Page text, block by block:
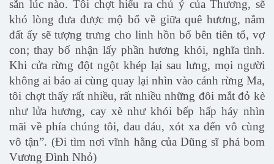
sẵn lúc nào. Tôi chợt hiểu ra chủ ý của Thương, sẽ
khó lòng đưa được mộ bố về giữa quê hương, nắm
đất ấy sẽ tượng trưng cho linh hồn bố bên tiên tổ, vợ
con; thay bố nhận lấy phần hương khói, nghĩa tình.
Khi cửa rừng đột ngột khép lại sau lưng, mọi người
không ai bảo ai cùng quay lại nhìn vào cánh rừng Ma,
tôi chợt thấy rất nhiều, rất nhiều những đôi mắt đỏ kè
như lửa hương, cay xè như khói bếp hấp háy nhìn
mãi về phía chúng tôi, đau đáu, xót xa đến vô cùng
vô tận”. (Đi tìm nơi vĩnh hằng của Dũng sĩ phá bom
Vương Đình Nhỏ)